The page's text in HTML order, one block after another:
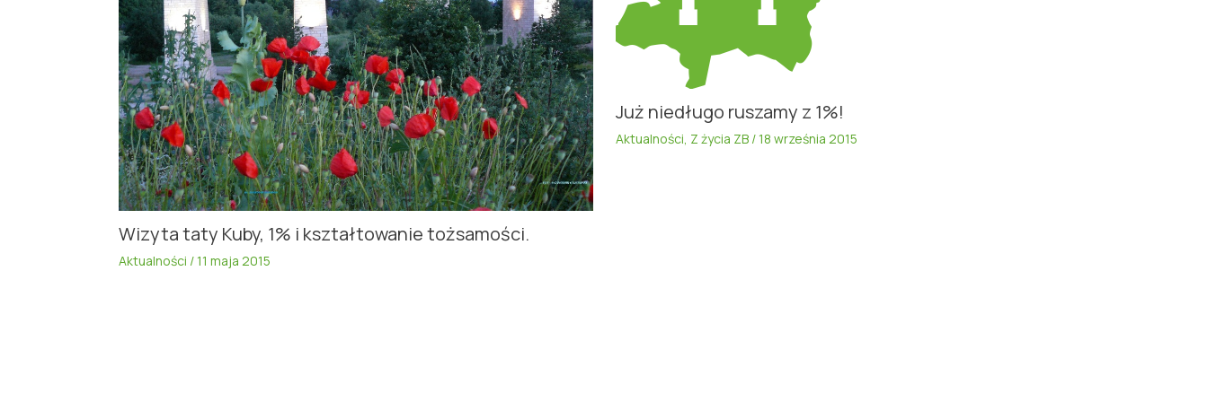
Wizyta taty Kuby, 1% i kształtowanie tożsamości.
Aktualności /11 maja 2015
Już niedługo ruszamy z 1%!
Aktualności, Z życia ZB/18 września 2015